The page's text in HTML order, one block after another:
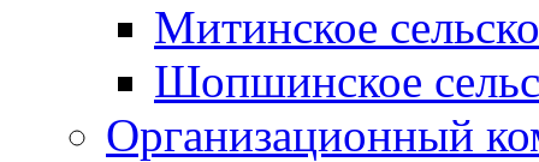
Митинское
Шопшинское
Организационный